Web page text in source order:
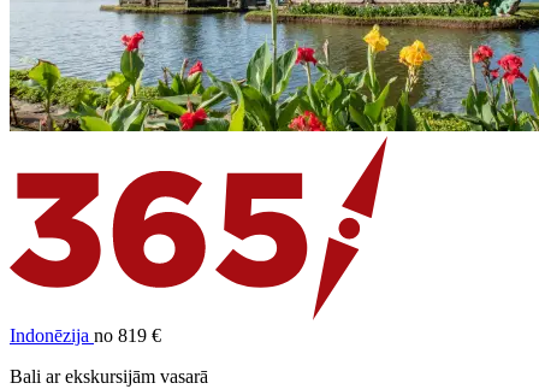
Indonēzija no 819 €
Bali ar ekskursijām vasarā